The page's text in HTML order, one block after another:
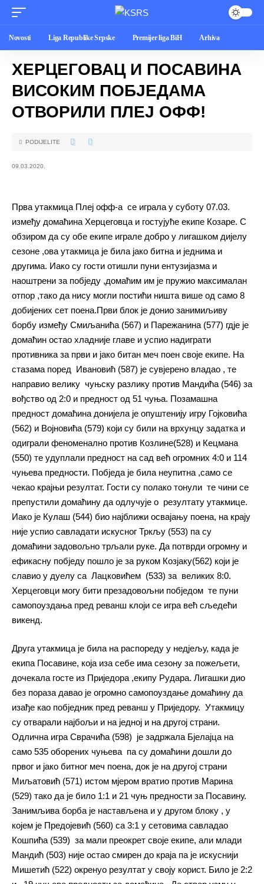
Novosti Liga Republike Srpske Premijer liga BiH Arhiva
ХЕРЦЕГОВАЦ И ПОСАВИНА
ВИСОКИМ ПОБЈЕДАМА
ОТВОРИЛИ ПЛЕЈ ОФФ!
09.03.2020.
PODIJELITE
Прва утакмица Плеј офф-а се играла у суботу 07.03.
између домаћина Херцеговца и гостујуће екипе Козаре. С
обзиром да су обе екипе играле добро у лигашком дијелу
сезоне ,ова утакмица је била јако битна и једнима и
другима. Иако су гости отишли пуни ентузијазма и
наоштрени за побједу ,домаћим им је пружио максималан
отпор ,тако да нису могли постићи ништа више од само 8
добијених сет поена.Први блок је донио занимиљиву
борбу између Смиљанића (567) и Парежанина (577) гдје је
домаћин остао хладније главе и успио надиграти
противника за први и јако битан меч поен своје екипе. На
стазама поред Ивановић (587) је сувјерено владао , те
направио велику чуњску разлику против Мандића (546) за
вођство од 2:0 и предност од 51 чуња. Позамашна
предност домаћина донијела је опуштенију игру Гојковића
(562) и Војновића (579) који су били на врхунцу задатка и
одиграли феноменално против Козлине(528) и Кецмана
(550) те удуплали предност на сад већ огромних 4:0 и 114
чуњева предности. Побједа је била неупитна ,само се
чекао крајњи резултат. Гости су полако тонули те чини се
препустили домаћину да одлучује о резултату утакмице.
Иако је Кулаш (544) био најближи освајању поена, на крају
није успио савладати искусног Тркљу (553) па су
домаћини задовољно трљали руке. Да потврди огромну и
ефикасну побједу пошло је за руком Козјаку(562) који је
славио у дуелу са Лацковићем (533) за великих 8:0.
Херцеговци могу бити презадовољни побједом те пуни
самопоуздања пред реванш клоји се игра већ сљедећи
викенд.
Друга утакмица је била на распореду у недјељу, када је
екипа Посавине, која иза себе има сезону за пожељети,
дочекала госте из Приједора ,екипу Рудара. Лигашки дио
без пораза давао је огромно самопоуздање домаћину да
изађе као побједник пред реванш у Приједору. Утакмицу
су отварали најбољи и на једној и на другој страни.
Одлична игра Сврачића (598) је задржала Бјелајца на
само 535 оборених чуњева па су домаћини дошли до
првог и јако битног меч поена, док је на другој страни
Миљатовић (571) истом мјером вратио против Марина
(529) тако да је било 1:1 и 21 чуњ предности за Посавину.
Занимљива борба је настављена и у другом блоку , у
којем је Предојевић (560) са 3:1 у сетовима савладао
Кошпића (539) за мали преокрет своје екипе, али млади
Мандић (503) није остао смирен до краја па је искуснији
Мишетић (522) окренуо резултат у своју корист. Било је 2:2